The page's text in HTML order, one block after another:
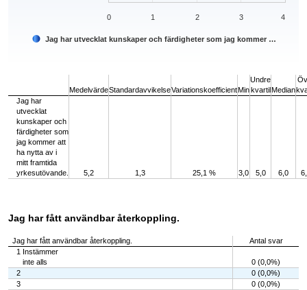
Jag har utvecklat kunskaper och färdigheter som jag kommer …
0 1 2 3 4
MedelvärdeStandardavvikelseVariationskoefficientMin
Undre
kvartil Median
Jag har
utvecklat
kunskaper och
färdigheter som
jag kommer att
ha nytta av i
mitt framtida
yrkesutövande.
5,2 1,3 25,1 % 3,0 5,0 6,0
Jag har fått användbar återkoppling.
Jag har fått användbar återkoppling.
Antal svar
1 Instämmer
inte alls
0 (0,0%)
2
0 (0,0%)
3
0 (0,0%)